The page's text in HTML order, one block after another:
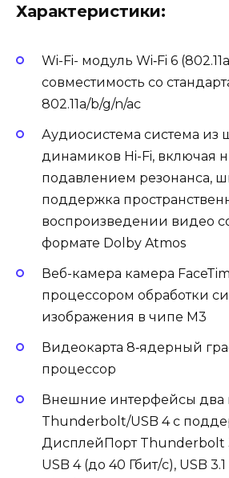
Характеристики:
Wi-Fi- модуль Wi‑Fi 6
совместимость со
802.11a/b/g/n/ac
Аудиосистема система из
динамиков Hi-Fi, включая
подавлением резонанса,
поддержка
воспроизведении видео
формате Dolby Atmos
Веб-камера камера
процессором обработки
изображения в чипе M3
Видеокарта 8‑ядерный
процессор
Внешние интерфейсы два
Thunderbolt/USB 4 с
ДисплейПорт Thunderbolt
USB 4 (до 40 Гбит/с), USB